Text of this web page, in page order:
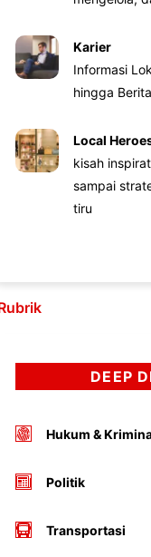
Karier
Informasi
hingga
Local
kisah
sampai
tiru
DEEP
Hukum &
Politik
Transportasi